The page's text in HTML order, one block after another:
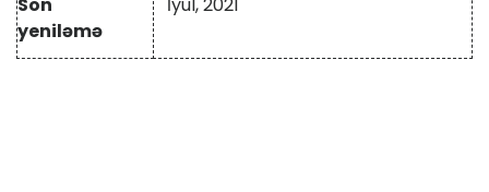
Son
yeniləmə
İyul, 2021